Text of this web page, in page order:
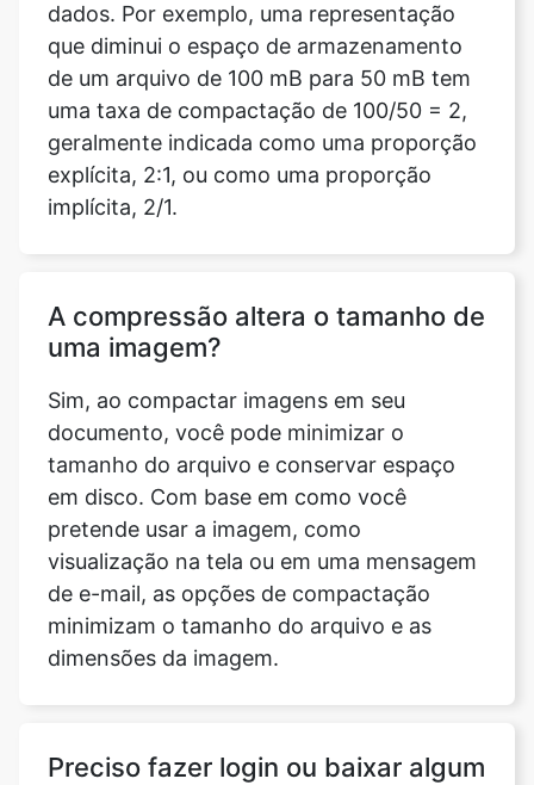
uma taxa de compactação de 100/50 = 2,
geralmente indicada como uma proporção
explícita, 2:1, ou como uma proporção
implícita, 2/1.
A compressão altera o tamanho de
Sim, ao compactar imagens em seu
documento, você pode minimizar o
em disco. Com base em como você
pretende usar a imagem, como
visualização na tela ou em uma mensagem
de e-mail, as opções de compactação
minimizam o tamanho do arquivo e as
dimensões da imagem.
Preciso fazer login ou baixar algum
imagem para 3mb?